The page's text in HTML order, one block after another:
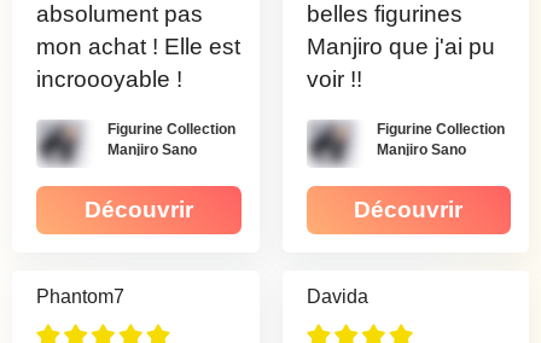
absolument pas
mon achat ! Elle est
incroooyable !
Figurine Collection
Manjiro Sano
Découvrir
Phantom7
belles figurines
Manjiro que j'ai pu
voir !!
Figurine Collection
Manjiro Sano
Découvrir
Davida